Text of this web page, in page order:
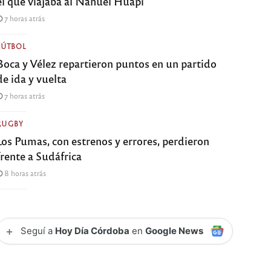
7 horas atrás
y Vélez repartieron puntos en un partido
ida y vuelta
7 horas atrás
Pumas, con estrenos y errores, perdieron
a Sudáfrica
8 horas atrás
+ Seguí a Hoy Día Córdoba enGoogle News